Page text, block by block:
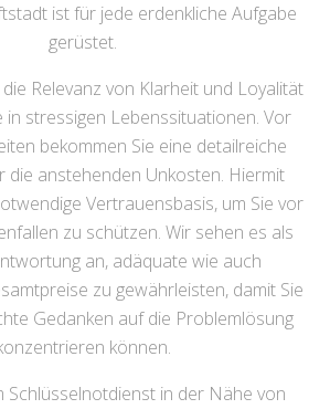
ist für jede erdenkliche Aufgabe
gerüstet.
Relevanz von Klarheit und Loyalität
in stressigen Lebenssituationen. Vor
bekommen Sie eine detailreiche
die anstehenden Unkosten. Hiermit
Vertrauensbasis, um Sie vor
zu schützen. Wir sehen es als
an, adäquate wie auch
zu gewährleisten, damit Sie
Gedanken auf die Problemlösung
können.
Schlüsselnotdienst in der Nähe von